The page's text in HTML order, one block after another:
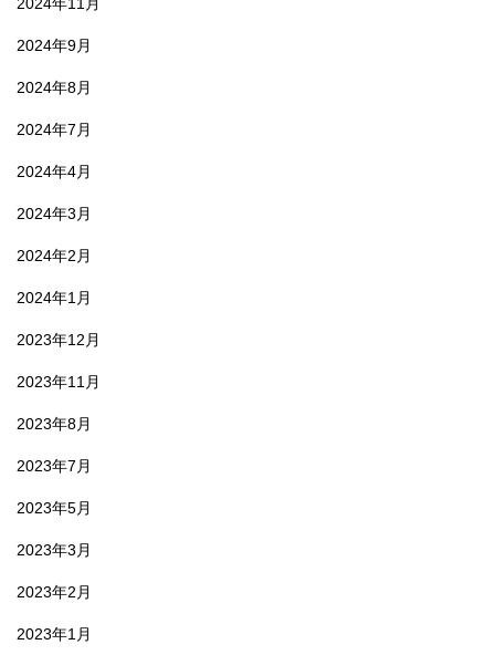
2024年11月
2024年9月
2024年8月
2024年7月
2024年4月
2024年3月
2024年2月
2024年1月
2023年12月
2023年11月
2023年8月
2023年7月
2023年5月
2023年3月
2023年2月
2023年1月